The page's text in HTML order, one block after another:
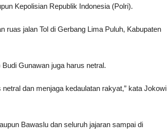
Kepolisian Republik Indonesia (Polri).
jalan Tol di Gerbang Lima Puluh, Kabupaten
Gunawan juga harus netral.
dan menjaga kedaulatan rakyat,” kata Jokowi
Bawaslu dan seluruh jajaran sampai di